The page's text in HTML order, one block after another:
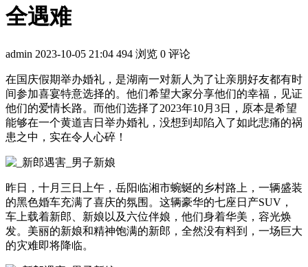
全遇难
admin 2023-10-05 21:04 494 浏览 0 评论
在国庆假期举办婚礼，是湖南一对新人为了让亲朋好友都有时
间参加喜宴特意选择的。他们希望大家分享他们的幸福，见证
他们的爱情长路。而他们选择了2023年10月3日，原本是希望
能够在一个黄道吉日举办婚礼，没想到却陷入了如此悲痛的祸
患之中，实在令人心碎！
昨日，十月三日上午，岳阳临湘市蜿蜒的乡村路上，一辆盛装
的黑色婚车充满了喜庆的氛围。这辆豪华的七座日产SUV，
车上载着新郎、新娘以及六位伴娘，他们身着华美，容光焕
发。美丽的新娘和精神饱满的新郎，全然没有料到，一场巨大
的灾难即将降临。